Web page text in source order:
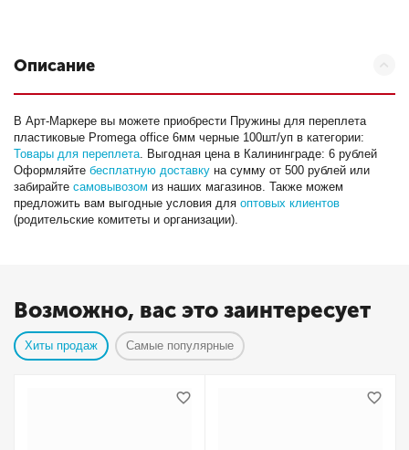
Описание
В Арт-Маркере вы можете приобрести Пружины для переплета
пластиковые Promega office 6мм черные 100шт/уп в категории:
Товары для переплета. Выгодная цена в Калининграде: 6 рублей
Оформляйтебесплатную доставку на сумму от 500 рублей или
забирайтесамовывозом из наших магазинов. Также можем
предложить вам выгодные условия дляоптовых клиентов
(родительские комитеты и организации).
Возможно, вас это заинтересует
Хиты продаж Самые популярные